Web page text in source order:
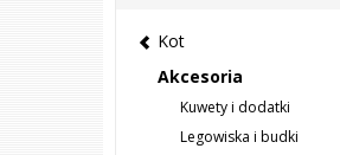
Kot
Akcesoria
Kuwety i dodatki
Legowiska i budki